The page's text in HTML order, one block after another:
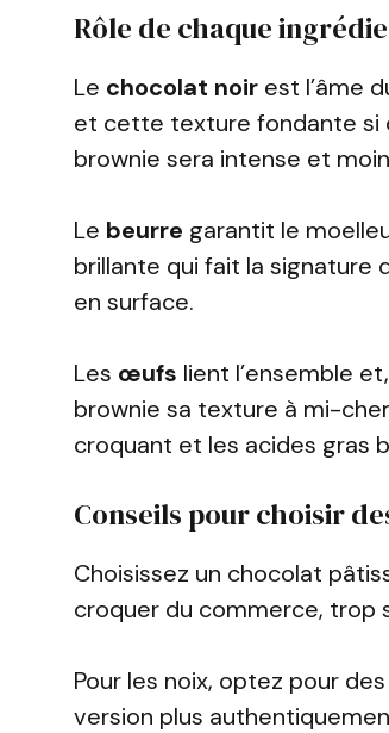
Rôle de chaque
Le chocolat noir est l’âme
et cette texture fondante si
brownie sera intense et
Le beurre garantit le
brillante qui fait la signature
en surface.
Les œufs lient l’ensemble
brownie sa texture à mi-
croquant et les acides gras
Conseils pour choisir
Choisissez un chocolat
croquer du commerce, trop
Pour les noix, optez pour des
version plus